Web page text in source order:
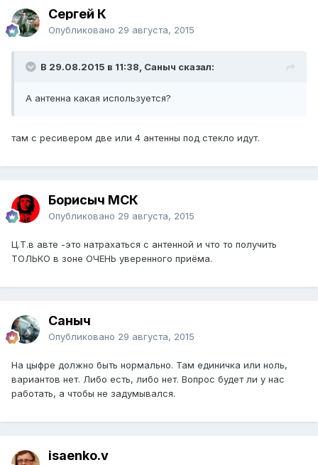
Сергей К
Опубликовано 29 августа, 2015
В 29.08.2015 в 11:38, Саныч сказал:
А антенна какая используется?
там с ресивером две или 4 антенны под стекло идут.
Борисыч МСК
Опубликовано 29 августа, 2015
Ц.Т.в авте -это натрахаться с антенной и что то получить
ТОЛЬКО в зоне ОЧЕНЬ уверенного приёма.
Саныч
Опубликовано 29 августа, 2015
На цыфре должно быть нормально. Там единичка или ноль,
вариантов нет. Либо есть, либо нет. Вопрос будет ли у нас
работать, а чтобы не задумывался.
isaenko.v